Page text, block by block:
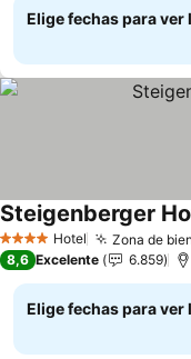
Elige fechas para
4 EstrellasHotel Zona de
Steigenberger
8,6 Excelente 6.859
Elige fechas para